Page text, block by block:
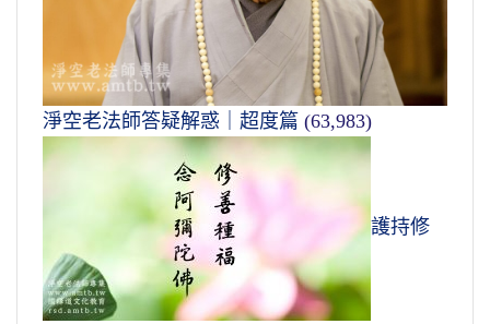
淨空老法師答疑解惑｜超度篇 (63,983)
護持修